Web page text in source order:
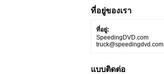
ที่อยู่ของเรา
ที่อยู่:
SpeedingDVD.com
truck@speedingdvd.com
แบบติดต่อ